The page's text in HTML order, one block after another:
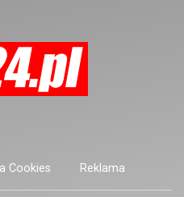
Cookies Reklama